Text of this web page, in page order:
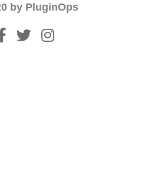
by PluginOps